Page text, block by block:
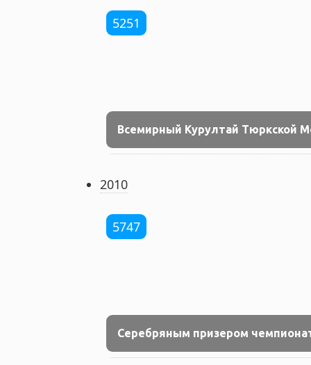
5251
Всемирный Курултай Тюркской
2010
5747
Cеребряным призером